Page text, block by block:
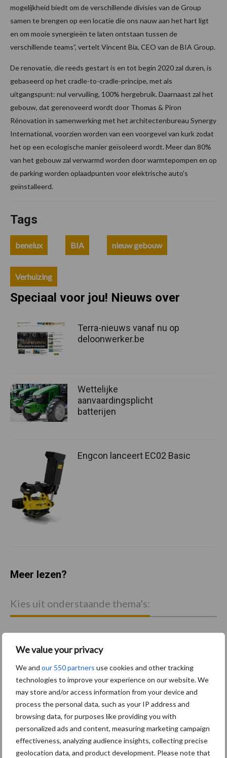
We value your privacy
We and our 550 partners use cookies and other tracking
technologies to improve your experience on our website. We
may store and/or access information from your device and
process the personal data, such as your IP address and
browsing data, for purposes like providing you with
personalized ads and content, measuring marketing campaign
effectiveness, analyzing audience insights, collecting precise
geolocation data, and product development. Please note that
mogelijkheid biedt om de verschillende divisies van de Group
samen te brengen op een locatie die ons nauw aan het hart ligt
en om mooie synergieën te laten ontstaan tussen de
verschillende teams”, vertelt Vincent Bia, CEO van de BIA Group.
De renovatie, die reeds gestart is en tot begin 2020 zal duren, is
gebaseerd op het cradle-to-cradle-principe, met als
uitgangspunt: nul vervuiling, 100% hergebruik. Daarnaast zal het
gebouw, dat gerenoveerd wordt door Thomas & Piron
Rénovation in samenwerking met het architectenbureau Synergy
International, voorzien worden van een voorgevel van kurk zodat
het op een ecologische manier geïsoleerd wordt. Meer dan 80%
van het gebouw zal verwarmd worden door warmtepompen en op
de parking worden oplaadpunten voor elektrische auto’s
geïnstalleerd.
Tags
benelux BIA nieuw gebouw
Verhuizing
Primaire
Recent nieuws Partner nieuws
Speciaal voor jou! Nieuws over
Terra-nieuws vanaf nu op
deloonwerker.be
Wettelijke
aanvaardingsplicht
batterijen
Engcon lanceert EC02 Basic
Meer lezen?
Kies uit onderstaande thema's:
Activiteiten Bouwmachines